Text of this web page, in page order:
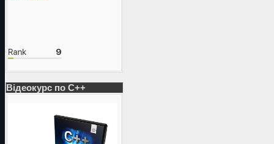
Відеокурс по С++